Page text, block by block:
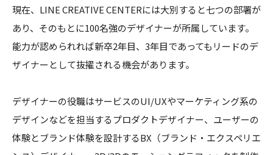
現在、LINE CREATIVE CENTERには大別すると七つの部署が
あり、そのもとに100名強のデザイナーが所属しています。
能力が認められれば新卒2年目、3年目であってもリードのデ
ザイナーとして抜擢される機会があります。
デザイナーの役職はサービスのUI/UXやマーケティング系の
デザインなどを担当するプロダクトデザイナー、ユーザーの
体験とブランド体験を設計するBX（ブランド・エクスペリエ